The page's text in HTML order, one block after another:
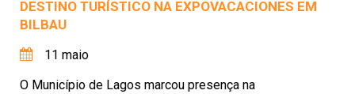
DESTINO TURÍSTICO NA EXPOVACACIONES EM
BILBAU
11 maio
O Município de Lagos marcou presença na